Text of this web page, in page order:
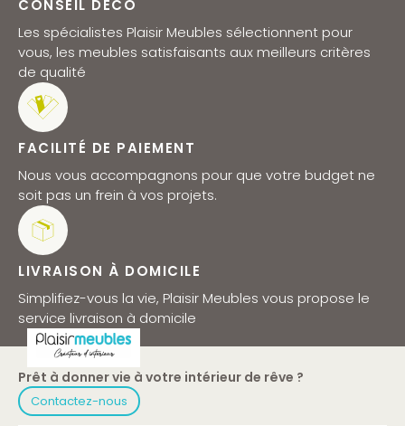
CONSEIL DÉCO
Les spécialistes Plaisir Meubles sélectionnent pour
vous, les meubles satisfaisants aux meilleurs critères
de qualité
FACILITÉ DE PAIEMENT
Nous vous accompagnons pour que votre budget ne
soit pas un frein à vos projets.
LIVRAISON À DOMICILE
Simplifiez-vous la vie, Plaisir Meubles vous propose le
service livraison à domicile
Prêt à donner vie à votre intérieur de rêve ?
Contactez-nous